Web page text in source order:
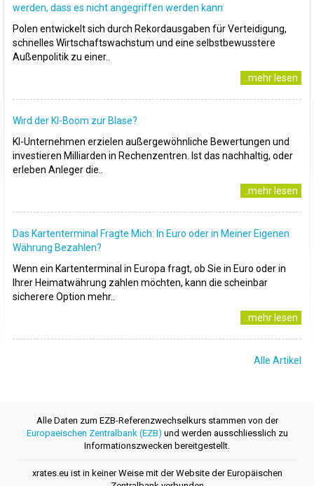
werden, dass es nicht angegriffen werden kann
Polen entwickelt sich durch Rekordausgaben für Verteidigung,
schnelles Wirtschaftswachstum und eine selbstbewusstere
Außenpolitik zu einer..
..mehr lesen
Wird der KI-Boom zur Blase?
KI-Unternehmen erzielen außergewöhnliche Bewertungen und
investieren Milliarden in Rechenzentren. Ist das nachhaltig, oder
erleben Anleger die..
..mehr lesen
Das Kartenterminal Fragte Mich: In Euro oder in Meiner Eigenen
Währung Bezahlen?
Wenn ein Kartenterminal in Europa fragt, ob Sie in Euro oder in
Ihrer Heimatwährung zahlen möchten, kann die scheinbar
sicherere Option mehr..
..mehr lesen
Alle Artikel
Alle Daten zum EZB-Referenzwechselkurs stammen von der
Europaeischen Zentralbank (EZB) und werden ausschliesslich zu
Informationszwecken bereitgestellt.
xrates.eu ist in keiner Weise mit der Website der Europäischen